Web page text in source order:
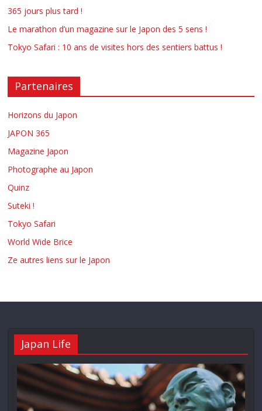
365 jours plus tard !
Le marathon d’un magazine sur le Japon des 5 sens !
Tokyo Safari : 10 ans de visites hors des sentiers battus !
Partenaires
Horizons du Japon
JAPON 365
Magazine Japon
Photographe au Japon
Quinz
Suteki !
Tokyo Safari
World Wide Brice
Ze autres liens sur le Japon
Japan Life